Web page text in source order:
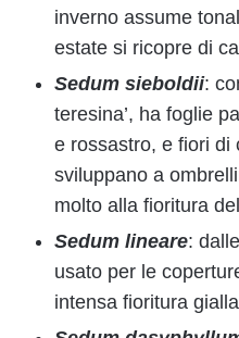
inverno assume
estate si ricopre di
Sedum sieboldii:
teresina’, ha foglie
e rossastro, e fiori di
sviluppano a
molto alla fioritura
Sedum lineare:
usato per le
intensa fioritura gialla